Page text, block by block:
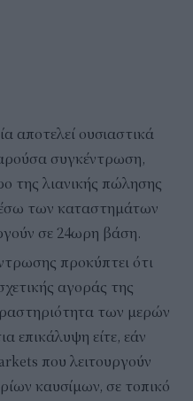
αποτελεί ουσιαστικά
συγκέντρωση,
της λιανικής πώλησης
των καταστημάτων
σε 24ωρη βάση.
προκύπτει ότι
αγοράς της
των μερών
επικάλυψη είτε, εάν
που λειτουργούν
καυσίμων, σε τοπικό